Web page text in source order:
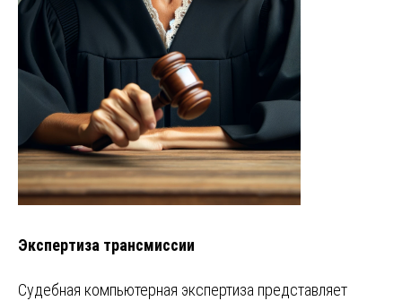
Экспертиза трансмиссии
Судебная компьютерная экспертиза представляет